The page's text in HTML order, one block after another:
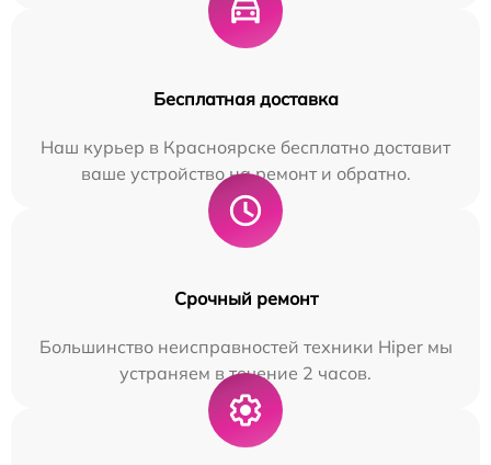
Бесплатная доставка
Наш курьер в Красноярске бесплатно доставит
ваше устройство на ремонт и обратно.
Срочный ремонт
Большинство неисправностей техники Hiper мы
устраняем в течение 2 часов.